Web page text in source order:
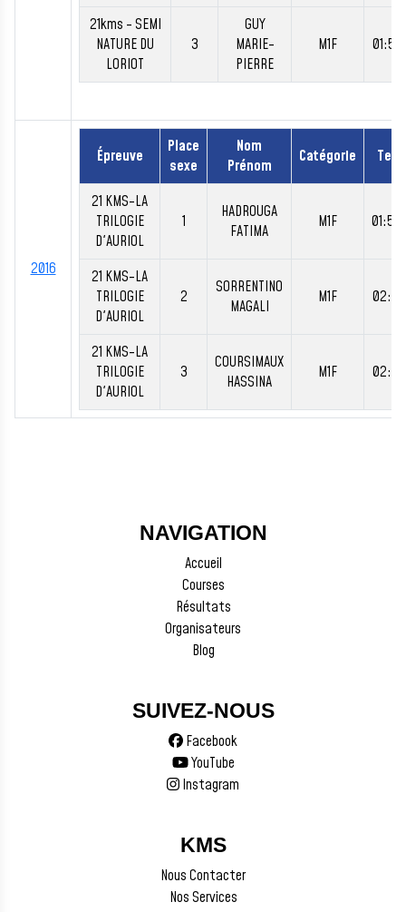
21kms - SEMI
NATURE DU
LORIOT
3
GUY
MARIE-
PIERRE
M1F
2016
Épreuve
Place
sexe
Nom
Prénom
Catégorie
21 KMS-LA
TRILOGIE
D'AURIOL
1
HADROUGA
FATIMA
M1F
21 KMS-LA
TRILOGIE
D'AURIOL
2
SORRENTINO
MAGALI
M1F
21 KMS-LA
TRILOGIE
D'AURIOL
3
COURSIMAUX
HASSINA
M1F
NAVIGATION
Accueil
Courses
Résultats
Organisateurs
Blog
SUIVEZ-NOUS
Facebook
YouTube
Instagram
KMS
Nous Contacter
Nos Services